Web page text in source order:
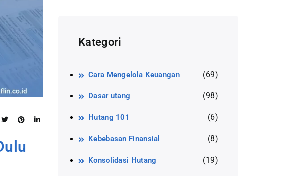
Kategori
Cara Mengelola Keuangan (69)
Dasar utang (98)
Hutang 101 (6)
Kebebasan Finansial (8)
Konsolidasi Hutang (19)